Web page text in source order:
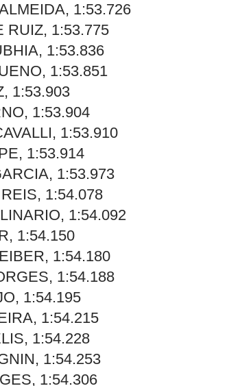
1:53.726
RUIZ, 1:53.775
1:53.836
1:53.851
1:53.903
1:53.904
1:53.910
1:53.914
1:53.973
1:54.078
1:54.092
1:54.150
1:54.180
1:54.188
1:54.195
1:54.215
1:54.228
1:54.253
1:54.306